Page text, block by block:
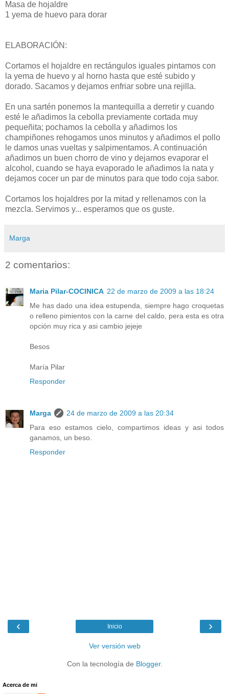
Masa de hojaldre
1 yema de huevo para dorar
ELABORACIÓN:
Cortamos el hojaldre en rectángulos iguales pintamos con
la yema de huevo y al horno hasta que esté subido y
dorado. Sacamos y dejamos enfriar sobre una rejilla.
En una sartén ponemos la mantequilla a derretir y cuando
esté le añadimos la cebolla previamente cortada muy
pequeñita; pochamos la cebolla y añadimos los
champiñones rehogamos unos minutos y añadimos el pollo
le damos unas vueltas y salpimentamos. A continuación
añadimos un buen chorro de vino y dejamos evaporar el
alcohol, cuando se haya evaporado le añadimos la nata y
dejamos cocer un par de minutos para que todo coja sabor.
Cortamos los hojaldres por la mitad y rellenamos con la
mezcla. Servimos y... esperamos que os guste.
Marga
2 comentarios:
Maria Pilar-COCINICA 22 de marzo de 2009 a las 18:24
Me has dado una idea estupenda, siempre hago croquetas
o relleno pimientos con la carne del caldo, pera esta es otra
opción muy rica y asi cambio jejeje
Besos
María Pilar
Responder
Marga
24 de marzo de 2009 a las 20:34
Para eso estamos cielo, compartimos ideas y asi todos
ganamos, un beso.
Responder
‹ ›
Inicio
Ver versión web
Con la tecnología de Blogger.
Acerca de mi